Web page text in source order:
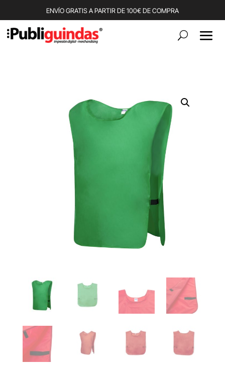
ENVÍO GRATIS A PARTIR DE 100€ DE COMPRA